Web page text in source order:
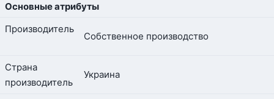
Основные атрибуты
Производитель
Собственное производство
Страна
производитель
Украина